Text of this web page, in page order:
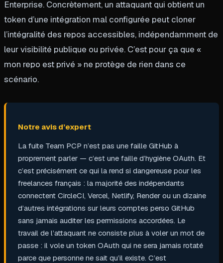
Enterprise. Concrètement, un attaquant qui obtient un
token d’une intégration mal configurée peut cloner
l’intégralité des repos accessibles, indépendamment de
leur visibilité publique ou privée. C’est pour ça que «
mon repo est privé » ne protège de rien dans ce
scénario.
Notre avis d’expert
La fuite Team PCP n’est pas une faille GitHub à
proprement parler — c’est une faille d’hygiène OAuth. Et
c’est précisément ce qui la rend si dangereuse pour les
freelances français : la majorité des indépendants
connectent CircleCI, Vercel, Netlify, Render ou un dizaine
d’autres intégrations sur leurs comptes perso GitHub
sans jamais auditer les permissions accordées. Le
travail de l’attaquant ne consiste plus à voler un mot de
passe : il vole un token OAuth qui ne sera jamais rotaté
parce que personne ne sait qu’il existe. C’est